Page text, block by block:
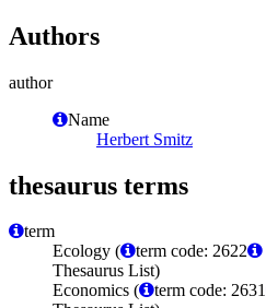
Authors
author
Name
Herbert Smitz
thesaurus terms
term
Ecology (
term code: 2622
Thesaurus List)
Economics (
term code: 2631